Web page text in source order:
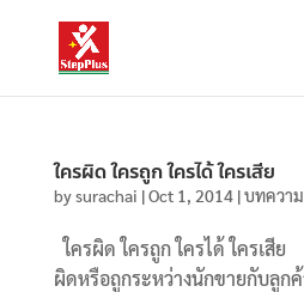
ใครผิด ใครถูก ใครได้ ใครเสีย
bysurachai |Oct 1, 2014|บทความ
ใครผิด ใครถูก ใครได้ ใครเ
ผิดหรือถูกระหว่างนักขายกับลูก